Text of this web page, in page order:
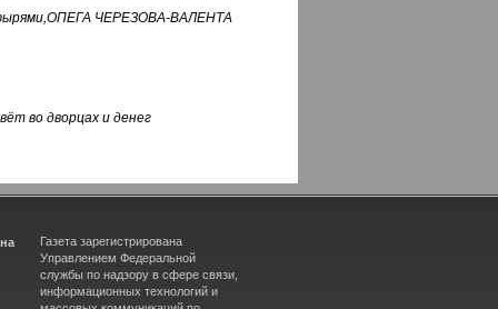
ЧЕРЕЗОВА-ВАЛЕНТА
во дворцах и денег
Газета зарегистрирована
Управлением Федеральной
службы по надзору в сфере связи,
информационных технологий и